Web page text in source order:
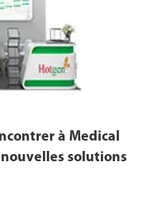
à Medical
solutions